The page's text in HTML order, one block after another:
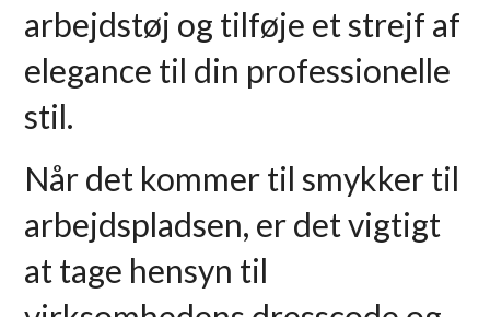
arbejdstøj og tilføje et strejf af
elegance til din professionelle
stil.
Når det kommer til smykker til
arbejdspladsen, er det vigtigt
at tage hensyn til